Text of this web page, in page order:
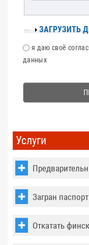
ПОКАЗАТЬ
ЗАГРУЗИТЬ
CОГЛАСИЕ
я даю своё
данных
4
Услуги
Загран паспорт
Откатать